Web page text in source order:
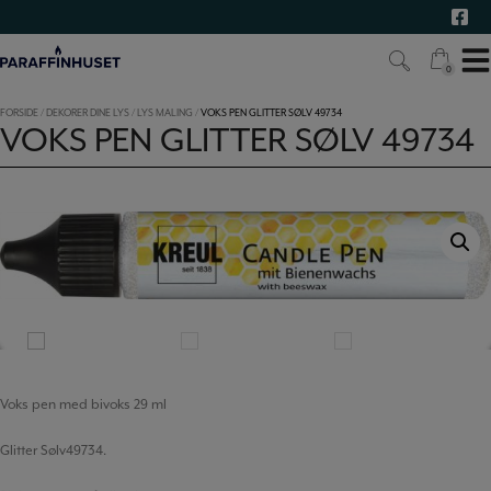
til
indholdet
0
0
FORSIDE / DEKORER DINE LYS/ LYS MALING /VOKS PEN GLITTER SØLV 49734
VOKS PEN GLITTER SØLV 49734
Voks pen med bivoks 29 ml
Glitter Sølv49734.